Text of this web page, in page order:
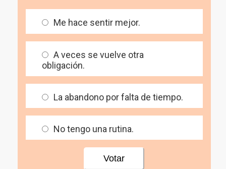
Me hace sentir mejor.
A veces se vuelve otra
obligación.
La abandono por falta de tiempo.
No tengo una rutina.